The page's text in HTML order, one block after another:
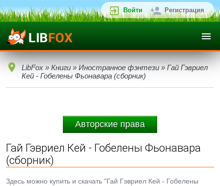
Войти Регистрация
LibFox » Книги » Иностранное фэнтези » Гай Гэвриел
Кей - Гобелены Фьонавара (сборник)
Авторские права
Гай Гэвриел Кей - Гобелены Фьонавара
(сборник)
Здесь можно купить и скачать "Гай Гэвриел Кей - Гобелены